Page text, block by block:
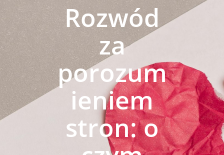
Rozwód
za
porozum
ieniem
stron: o